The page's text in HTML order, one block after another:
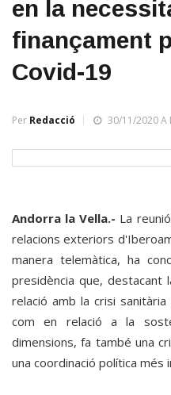
en la
finançament
Covid-19
Per Redacció 30/11/2020 A
Andorra la Vella.- La
relacions exteriors
manera telemàtica, ha
presidència que, destacant
relació amb la crisi
com en relació a la
dimensions, fa també una
una coordinació política més